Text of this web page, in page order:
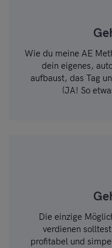
Wie du meine AE
dein eigenes,
aufbaust, das Tag
(JA! So
Die einzige
verdienen
profitabel und